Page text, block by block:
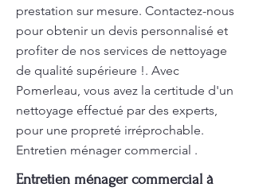
prestation sur mesure. Contactez-nous
pour obtenir un devis personnalisé et
profiter de nos services de nettoyage
de qualité supérieure !. Avec
Pomerleau, vous avez la certitude d'un
nettoyage effectué par des experts,
pour une propreté irréprochable.
Entretien ménager commercial .
Entretien ménager commercial à